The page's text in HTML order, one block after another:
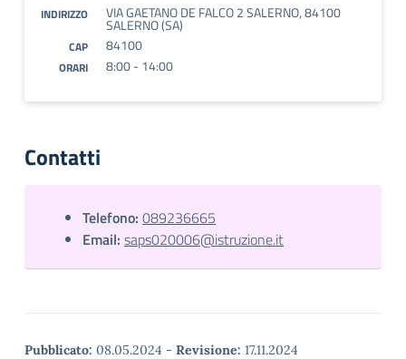
INDIRIZZO VIA GAETANO DE FALCO 2 SALERNO, 84100
SALERNO (SA)
CAP 84100
ORARI 8:00 - 14:00
Contatti
Telefono: 089236665
Email: saps020006@istruzione.it
Pubblicato: 08.05.2024 - Revisione: 17.11.2024